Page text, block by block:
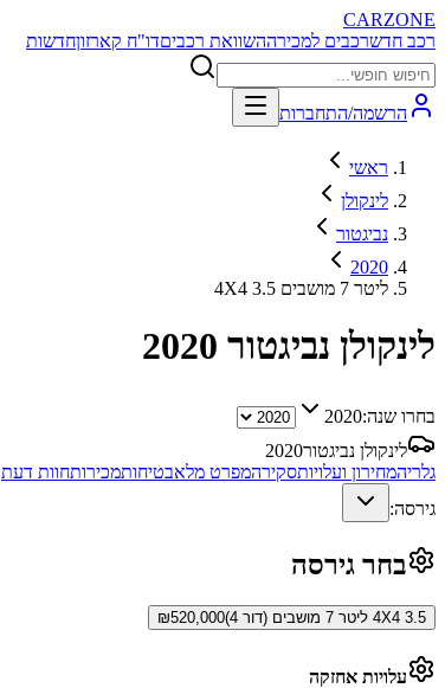
CARZONE
רכב חדשרכבים למכירההשוואת רכביםדו"ח קארזוןחדשות
הרשמה/התחברות
ראשי
לינקולן
נביגטור
2020
4X4 3.5 ליטר 7 מושבים
לינקולן נביגטור 2020
בחרו שנה:2020
לינקולן נביגטור2020
גלריהמחירון ועלויותסקירהמפרט מלאבטיחותמכירותחוות דעת
גירסה:
בחר גירסה
4X4 3.5 ליטר 7 מושבים (דור 4) ₪520,000
עלויות אחזקה